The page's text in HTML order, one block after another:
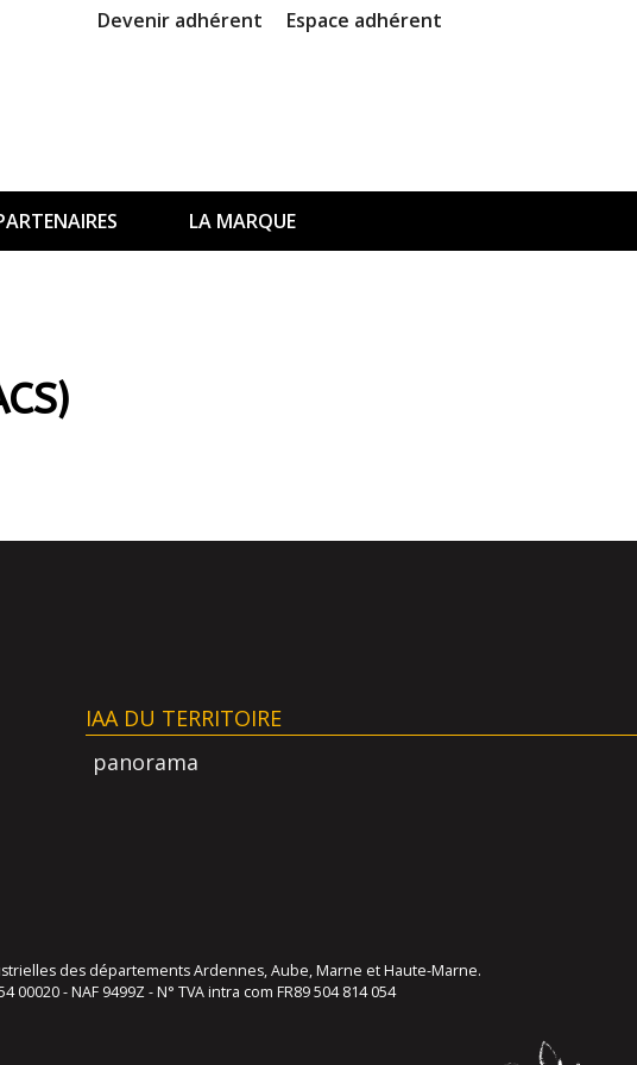
Devenir adhérent Espace adhérent
LA MARQUE
IAA DU TERRITOIRE
panorama
des départements Ardennes, Aube, Marne et Haute-Marne.
- NAF 9499Z - N° TVA intra com FR89 504 814 054